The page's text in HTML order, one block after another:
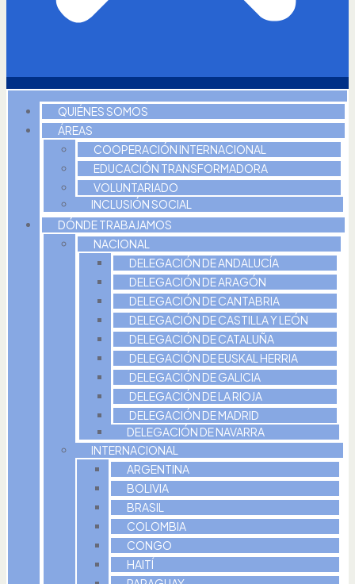
QUIÉNES SOMOS
ÁREAS
COOPERACIÓN INTERNACIONAL
EDUCACIÓN TRANSFORMADORA
VOLUNTARIADO
INCLUSIÓN SOCIAL
DÓNDE TRABAJAMOS
NACIONAL
DELEGACIÓN DE ANDALUCÍA
DELEGACIÓN DE ARAGÓN
DELEGACIÓN DE CANTABRIA
DELEGACIÓN DE CASTILLA Y LEÓN
DELEGACIÓN DE CATALUÑA
DELEGACIÓN DE EUSKAL HERRIA
DELEGACIÓN DE GALICIA
DELEGACIÓN DE LA RIOJA
DELEGACIÓN DE MADRID
DELEGACIÓN DE NAVARRA
INTERNACIONAL
ARGENTINA
BOLIVIA
BRASIL
COLOMBIA
CONGO
HAITÍ